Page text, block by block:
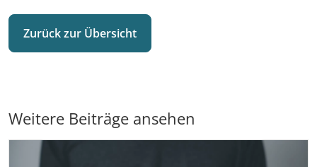
Zurück zur Übersicht
Weitere Beiträge ansehen